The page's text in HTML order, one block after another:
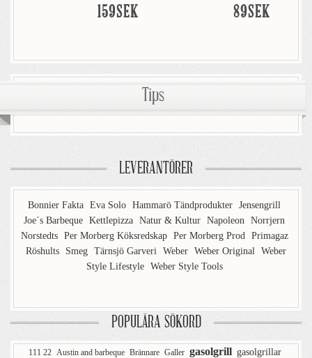
159SEK 89SEK
Tips
LEVERANTÖRER
Bonnier Fakta Eva Solo Hammarö Tändprodukter Jensengrill
Joe´s Barbeque Kettlepizza Natur & Kultur Napoleon Norrjern
Norstedts Per Morberg Köksredskap Per Morberg Prod Primagaz
Röshults
Smeg Tärnsjö Garveri Weber Weber Original Weber
Style Lifestyle Weber Style Tools
POPULÄRA SÖKORD
111 22 Austin and barbeque Brännare Galler gasolgrill gasolgrillar